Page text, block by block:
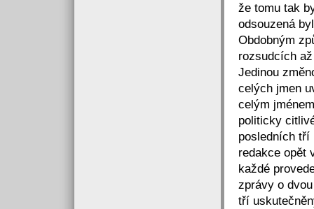
že tomu tak
odsouzená
Obdobným
rozsudcích
Jedinou
celých jmen
celým
politicky
posledních tří
redakce opět
každé
zprávy o
tří